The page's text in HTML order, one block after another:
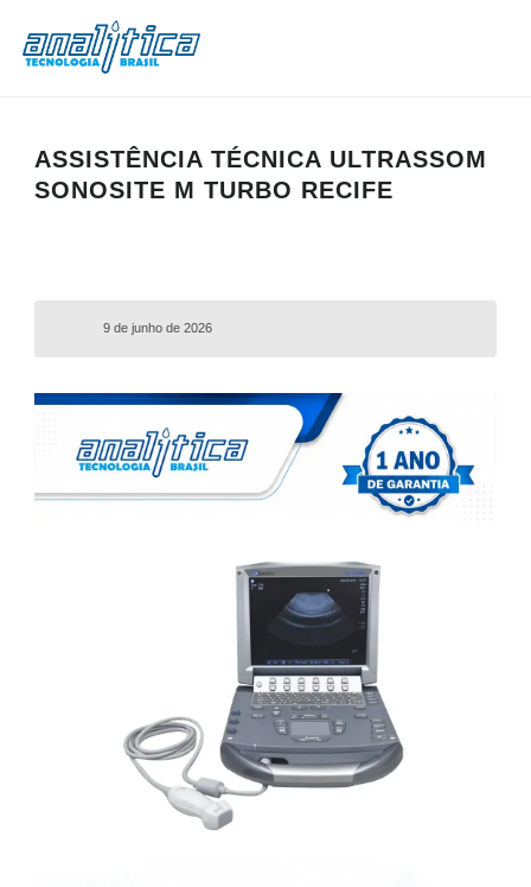
ASSISTÊNCIA TÉCNICA ULTRASSOM
SONOSITE M TURBO RECIFE
9 de junho de 2026